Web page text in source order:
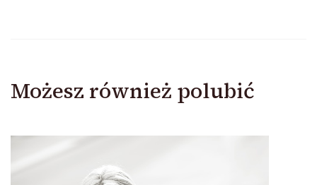
Możesz również polubić